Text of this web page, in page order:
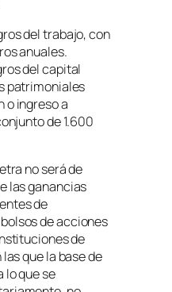
del trabajo, con
anuales.
del capital
patrimoniales
o ingreso a
de 1.600
no será de
las ganancias
de
de acciones
de
que la base de
lo que se